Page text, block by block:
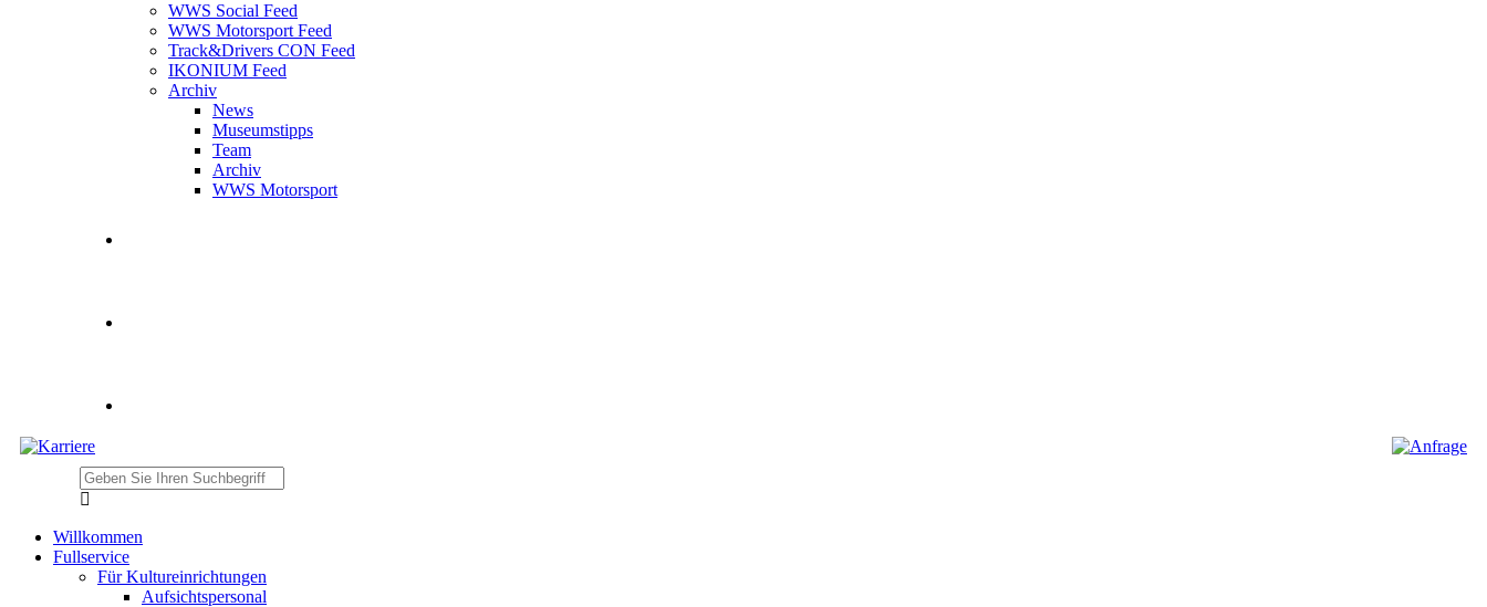
WWS Social Feed
WWS Motorsport Feed
Track&Drivers CON Feed
IKONIUM Feed
Archiv
News
Museumstipps
Team
Archiv
WWS Motorsport
Willkommen
Fullservice
Für Kultureinrichtungen
Aufsichtspersonal